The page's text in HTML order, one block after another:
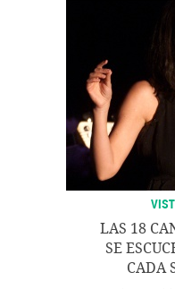
LAS 18
SE
CADA